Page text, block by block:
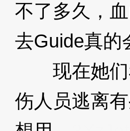
不了多久，
去Guide真的
现在她们
伤人员逃离